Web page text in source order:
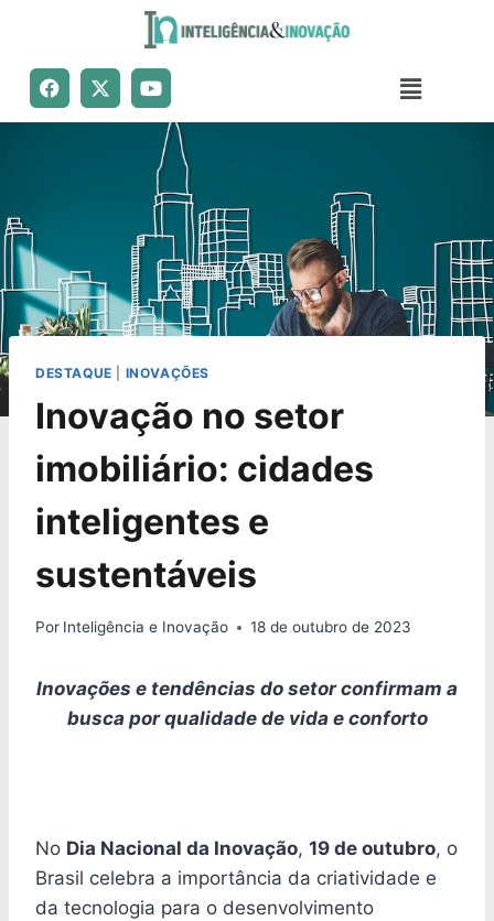
DESTAQUE INOVAÇÕES
Inovação no setor
imobiliário: cidades
inteligentes e
sustentáveis
Por Inteligência e Inovação 18 de outubro de 2023
Inovações e tendências do setor confirmam a
busca por qualidade de vida e conforto
No Dia Nacional da Inovação, 19 de outubro, o
Brasil celebra a importância da criatividade e
da tecnologia para o desenvolvimento